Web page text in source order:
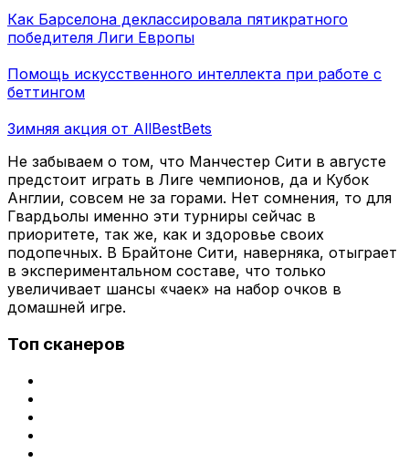
Как Барселона деклассировала пятикратного
победителя Лиги Европы
Помощь искусственного интеллекта при работе с
беттингом
Зимняя акция от AllBestBets
Не забываем о том, что Манчестер Сити в августе
предстоит играть в Лиге чемпионов, да и Кубок
Англии, совсем не за горами. Нет сомнения, то для
Гвардьолы именно эти турниры сейчас в
приоритете, так же, как и здоровье своих
подопечных. В Брайтоне Сити, наверняка, отыграет
в экспериментальном составе, что только
увеличивает шансы «чаек» на набор очков в
домашней игре.
Топ сканеров